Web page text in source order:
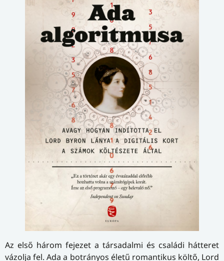
Az első három fejezet a társadalmi és családi hátteret
vázolja fel. Ada a botrányos életű romantikus költő, Lord